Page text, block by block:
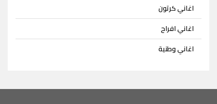
اغاني كرتون
اغاني افراح
اغاني وطنية